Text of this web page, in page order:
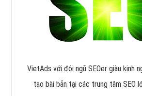
VietAds với đội ngũ SEOer giàu kinh
tạo bài bản tại các trung tâm SEO